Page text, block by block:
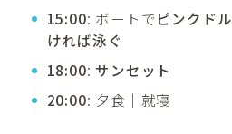
15:00: ボートでピンクド
ければ泳ぐ
18:00: サンセット
20:00: 夕食｜就寝